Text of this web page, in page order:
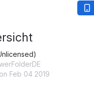
Feb 04 2019